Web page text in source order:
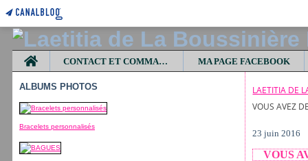
Home
CONTACT ET COMMANDES MA PAGE FACEBOOK
ALBUMS PHOTOS
Bracelets personnalisés
LAETITIA DE
VOUS AVEZ
23 juin 2016
VOUS